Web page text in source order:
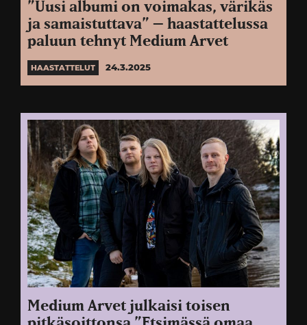
”Uusi albumi on voimakas, värikäs
ja samaistuttava” – haastattelussa
paluun tehnyt Medium Arvet
HAASTATTELUT 24.3.2025
Medium Arvet julkaisi toisen